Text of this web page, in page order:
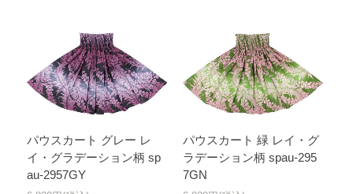
パウスカート グレー レ
イ・グラデーション柄 sp
au-2957GY
パウスカート 緑 レイ・グ
ラデーション柄 spau-295
7GN